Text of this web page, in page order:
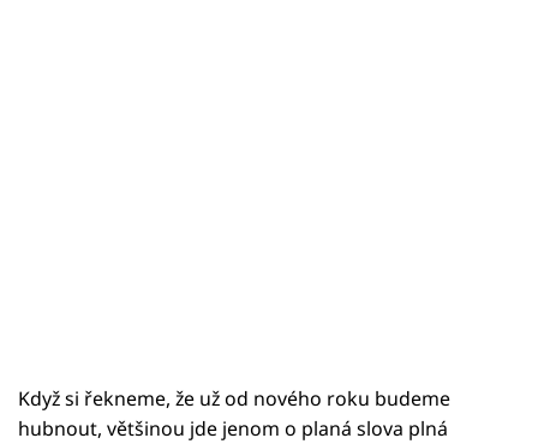
Když si řekneme, že už od nového roku budeme
hubnout, většinou jde jenom o planá slova plná